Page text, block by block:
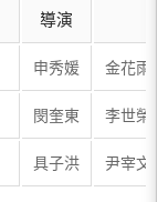
導演
申秀媛 金花雨
閔奎東 李世榮
具子洪 尹宰文